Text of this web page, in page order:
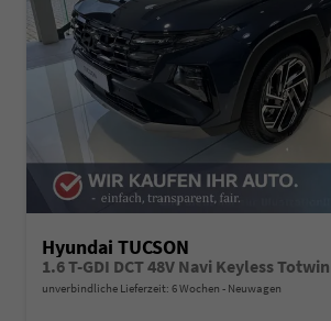
Hyundai TUCSON
1.6 T-GDI DCT 48V Navi Keyless
unverbindliche Lieferzeit: 6 Wochen Neuwagen